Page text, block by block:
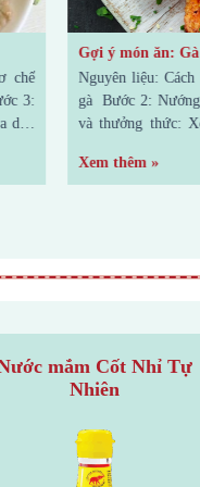
Gà nướng nước mắm
Cách làm: Bước 1: Luộc thịt
gà Bước 3: Trình bày
Xếp gà ra dĩa kèm chén
miệng với món gà nướng
mắm Cốt Nhỉ Tự
Nhiên